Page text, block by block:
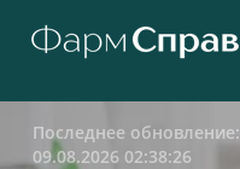
Последнее обновление:
09.08.2026 02:38:26